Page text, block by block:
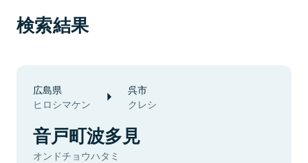
検索結果
広島県
ヒロシマケン
呉市
クレシ
音戸町波多見
オンドチョウハタミ